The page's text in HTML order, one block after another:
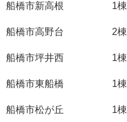
船橋市新高根 1棟
船橋市高野台 2棟
船橋市坪井西 1棟
船橋市東船橋 1棟
船橋市松が丘 1棟